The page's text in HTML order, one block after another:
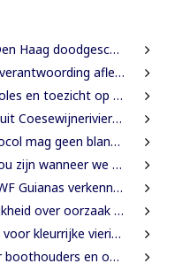
ex-partner opgepakt na vluchten
afleggen
op voedselveiligheid op
gehaald
blanco cheque zijn
bedekken met de mantel der liefde”
verdere samenwerking
massale vissterfte
viering Dag der Inheemsen
Wijdenboschbrug